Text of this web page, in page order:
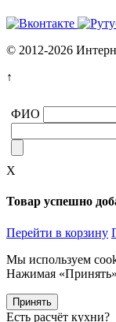
© 2012-2026
↑
ФИО
X
Товар успешно
Перейти в корзину
Мы используем
Нажимая
Принять
Есть расчёт кухни?